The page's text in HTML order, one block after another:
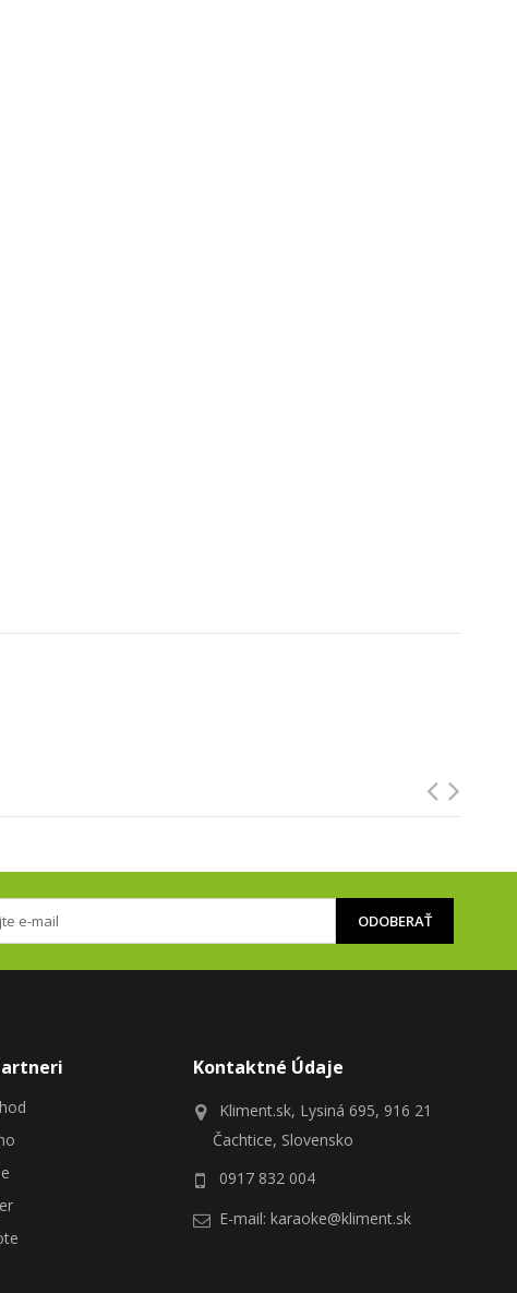
Kontaktné Údaje
Kliment.sk, Lysiná 695, 916 21
Čachtice, Slovensko
0917 832 004
E-mail: karaoke@kliment.sk
ODOBERAŤ